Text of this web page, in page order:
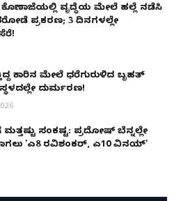
ವೃದ್ಧೆಯ ಮೇಲೆ ಹಲ್ಲೆ ನಡೆಸಿ
ಪ್ರಕರಣ; 3 ದಿನಗಳಲ್ಲೇ
ಕಾರಿನ ಮೇಲೆ ಧರೆಗುರುಳಿದ ಬೃಹತ್
ದುರ್ಮರಣ!
ಸಂಕಷ್ಟ: ಪ್ರದೋಷ್ ಬೆನ್ನಲ್ಲೇ
'ಎ8 ರವಿಶಂಕರ್, ಎ10 ವಿನಯ್'